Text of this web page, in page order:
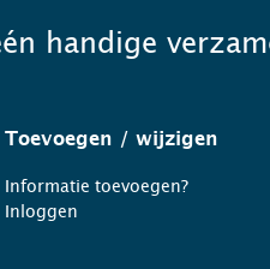
handige
Toevoegen / wijzigen
Informatie toevoegen?
Inloggen